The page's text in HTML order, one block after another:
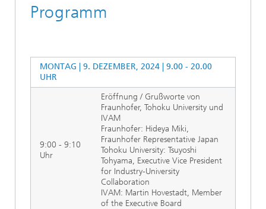
Programm
MONTAG | 9. DEZEMBER, 2024 | 9.00 - 20.00
UHR
9:00 - 9:10
Uhr
Eröffnung / Grußworte von
Fraunhofer, Tohoku University und
IVAM
Fraunhofer: Hideya Miki,
Fraunhofer Representative Japan
Tohoku University: Tsuyoshi
Tohyama, Executive Vice President
for Industry-University
Collaboration
IVAM: Martin Hovestadt, Member
of the Executive Board